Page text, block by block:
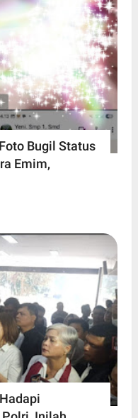
Bugil Status
Emim,